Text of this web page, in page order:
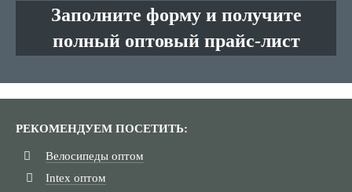
Заполните форму и получите
полный оптовый прайс-лист
РЕКОМЕНДУЕМ ПОСЕТИТЬ:
Велосипеды оптом
Intex оптом